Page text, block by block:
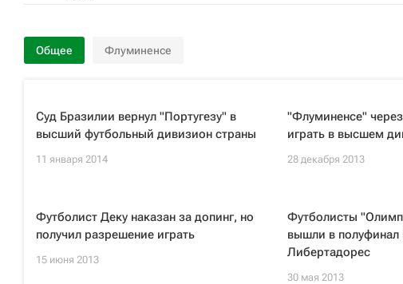
Общее Флуминенсе
Суд Бразилии вернул "Португезу" в
высший футбольный дивизион страны
11 января 2014
"Флуминенсе"
играть в высшем
28 декабря 2013
Футболист Деку наказан за допинг, но
получил разрешение играть
15 июня 2013
Футболисты
вышли в полуфинал
Либертадорес
30 мая 2013